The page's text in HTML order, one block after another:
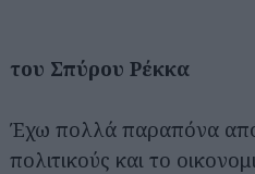
του Σπύρου Ρέκκα
Έχω πολλά παραπόνα
πολιτικούς και το